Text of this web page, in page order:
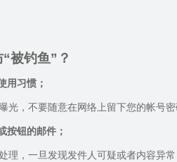
被钓鱼”？
用习惯；
光，不要随意在网络上留下您的帐号
按钮的邮件；
理，一旦发现发件人可疑或者内容异